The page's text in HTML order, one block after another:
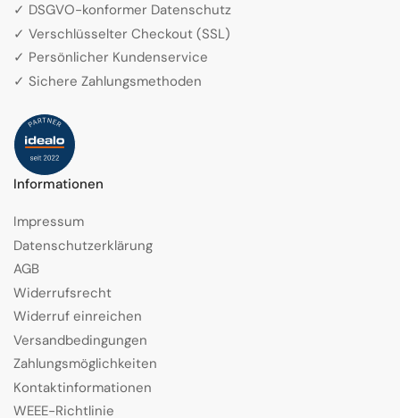
✓ DSGVO-konformer Datenschutz
✓ Verschlüsselter Checkout (SSL)
✓ Persönlicher Kundenservice
✓ Sichere Zahlungsmethoden
Informationen
Impressum
Datenschutzerklärung
AGB
Widerrufsrecht
Widerruf einreichen
Versandbedingungen
Zahlungsmöglichkeiten
Kontaktinformationen
WEEE-Richtlinie